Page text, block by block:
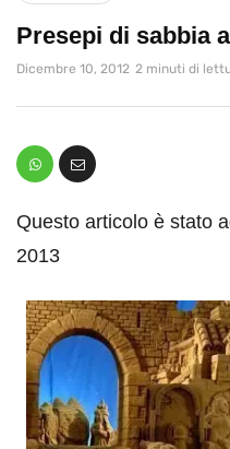
Presepi di sabbia
Dicembre 10, 2012 2 minuti di
Questo articolo è stato
2013